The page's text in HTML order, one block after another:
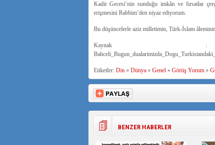
Kadir Gecesi’nin sunduğu imkân ve fırsatlar
erişmesini Rabbim’den niyaz ediyorum.
Bu düşüncelerle aziz milletimin, Türk-İslam
Kaynak :
Etiketler: Din» Dünya» Genel» Görüş Yorum»
BENZER HABERLER